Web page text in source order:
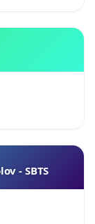
- SBTS